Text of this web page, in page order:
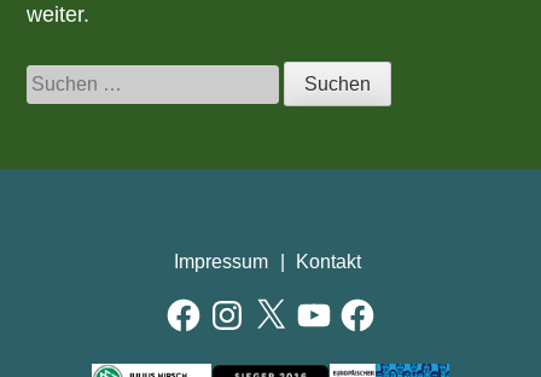
weiter.
Suchen
nach:
Impressum Kontakt
FacebookInstagram
X YouTubeFacebook